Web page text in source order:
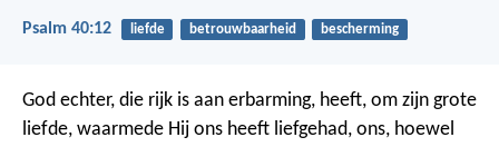
Psalm 40:12 liefde betrouwbaarheid bescherming
God echter, die rijk is aan erbarming, heeft, om zijn grote
liefde, waarmede Hij ons heeft liefgehad, ons, hoewel